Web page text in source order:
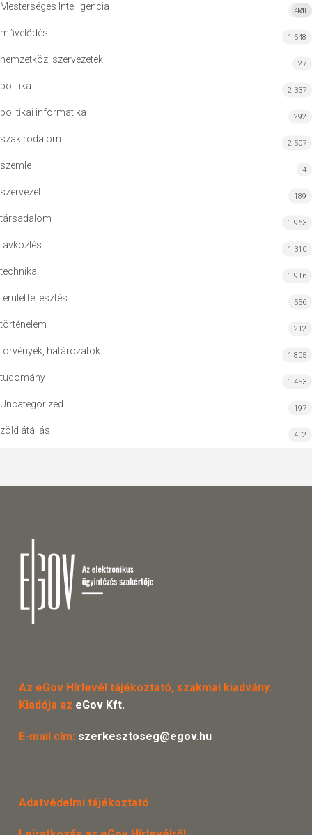
Mesterséges Intelligencia MI
420
művelődés 1 548
nemzetközi szervezetek 27
politika 2 337
politikai informatika 292
szakirodalom 2 507
szemle 4
szervezet 189
társadalom 1 963
távközlés 1 310
technika 1 916
területfejlesztés 556
történelem 212
törvények, határozatok 1 805
tudomány 1 453
Uncategorized 197
zöld átállás 402
Az eGov Hírlevél tájékoztató, szakmai kiadvány.
Kiadója az eGov Kft.
E-mail cím: szerkesztoseg@egov.hu
Adatvédelmi tájékoztató